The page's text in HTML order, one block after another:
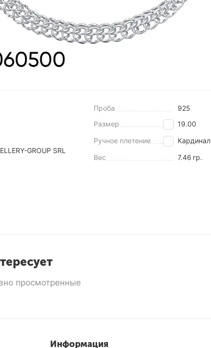
GROUP SRL
Проба
925
Размер
19.00
Ручное плетение
Кардинал
Вес
7.46 гр.
просмотренные
Информация